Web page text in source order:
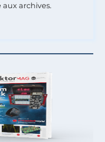
archives.